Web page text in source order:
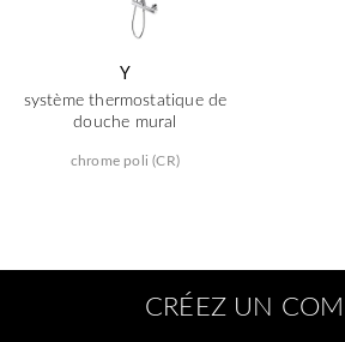
Y
système thermostatique de
douche mural
chrome poli (CR)
CRÉEZ UN